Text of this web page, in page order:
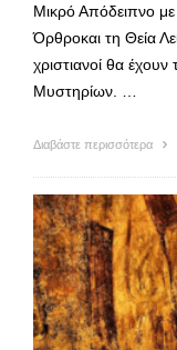
Μικρό Απόδειπνο
Όρθροκαι τη Θεία
χριστιανοί θα
Μυστηρίων. …
Διαβάστε περισσότερα